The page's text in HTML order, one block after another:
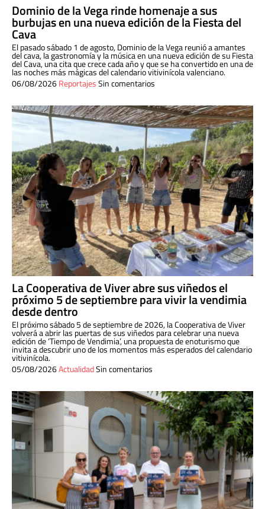
Dominio de la Vega rinde homenaje a sus
burbujas en una nueva edición de la Fiesta del
Cava
El pasado sábado 1 de agosto, Dominio de la Vega reunió a amantes
del cava, la gastronomía y la música en una nueva edición de su Fiesta
del Cava, una cita que crece cada año y que se ha convertido en una de
las noches más mágicas del calendario vitivinícola valenciano.
06/08/2026ReportajesSin comentarios
La Cooperativa de Viver abre sus viñedos el
próximo 5 de septiembre para vivir la vendimia
desde dentro
El próximo sábado 5 de septiembre de 2026, la Cooperativa de Viver
volverá a abrir las puertas de sus viñedos para celebrar una nueva
edición de ‘Tiempo de Vendimia’, una propuesta de enoturismo que
invita a descubrir uno de los momentos más esperados del calendario
vitivinícola.
05/08/2026ActualidadSin comentarios